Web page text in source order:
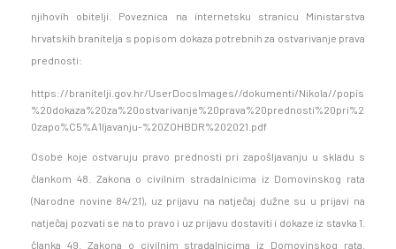
njihovih obitelji. Poveznica na internetsku stranicu Ministarstva
hrvatskih branitelja s popisom dokaza potrebnih za ostvarivanje prava
prednosti:
https://branitelji.gov.hr/UserDocsImages//dokumenti/Nikola//popis
%20dokaza%20za%20ostvarivanje%20prava%20prednosti%20pri%2
0zapo%C5%A1ljavanju-%20ZOHBDR%202021.pdf
Osobe koje ostvaruju pravo prednosti pri zapošljavanju u skladu s
člankom 48. Zakona o civilnim stradalnicima iz Domovinskog rata
(Narodne novine 84/21), uz prijavu na natječaj dužne su u prijavi na
natječaj pozvati se na to pravo i uz prijavu dostaviti i dokaze iz stavka 1.
članka 49. Zakona o civilnim stradalnicima iz Domovinskog rata.